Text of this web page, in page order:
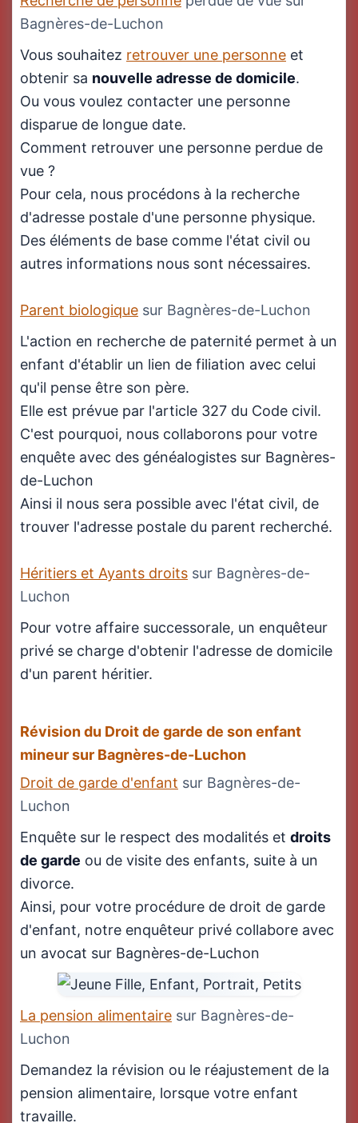
Bagnères-de-Luchon
Vous souhaitez retrouver une personne et
obtenir sa nouvelle adresse de domicile.
Ou vous voulez contacter une personne
disparue de longue date.
Comment retrouver une personne perdue de
vue ?
Pour cela, nous procédons à la recherche
d'adresse postale d'une personne physique.
Des éléments de base comme l'état civil ou
autres informations nous sont nécessaires.
Parent biologique sur Bagnères-de-Luchon
L'action en recherche de paternité permet à un
enfant d'établir un lien de filiation avec celui
qu'il pense être son père.
Elle est prévue par l'article 327 du Code civil.
C'est pourquoi, nous collaborons pour votre
enquête avec des généalogistes sur Bagnères-
de-Luchon
Ainsi il nous sera possible avec l'état civil, de
trouver l'adresse postale du parent recherché.
Héritiers et Ayants droits sur Bagnères-de-
Luchon
Pour votre affaire successorale, un enquêteur
privé se charge d'obtenir l'adresse de domicile
d'un parent héritier.
Révision du Droit de garde de son enfant
mineur sur Bagnères-de-Luchon
Droit de garde d'enfant sur Bagnères-de-
Luchon
Enquête sur le respect des modalités et droits
de garde ou de visite des enfants, suite à un
divorce.
Ainsi, pour votre procédure de droit de garde
d'enfant, notre enquêteur privé collabore avec
un avocat sur Bagnères-de-Luchon
La pension alimentaire sur Bagnères-de-
Luchon
Demandez la révision ou le réajustement de la
pension alimentaire, lorsque votre enfant
travaille.